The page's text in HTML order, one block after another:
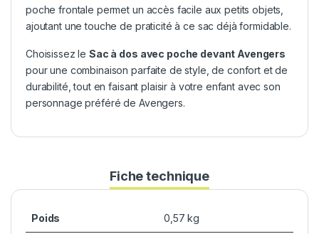
poche frontale permet un accès facile aux petits objets,
ajoutant une touche de praticité à ce sac déjà formidable.
Choisissez leSac à dos avec poche devant Avengers
pour une combinaison parfaite de style, de confort et de
durabilité, tout en faisant plaisir à votre enfant avec son
personnage préféré de Avengers.
Fiche technique
Poids 0,57 kg